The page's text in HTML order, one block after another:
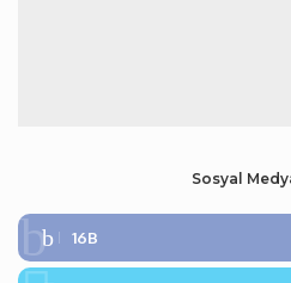
Sosyal
16B